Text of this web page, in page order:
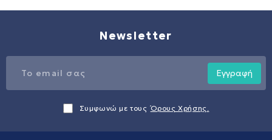
Newsletter
Εγγραφή
Συμφωνώ με τους Όρους Χρήσης.